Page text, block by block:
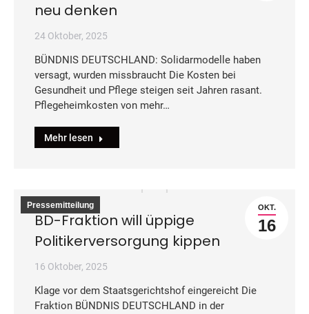
neu denken
24 Oktober, 2025
BÜNDNIS DEUTSCHLAND: Solidarmodelle haben
versagt, wurden missbraucht Die Kosten bei
Gesundheit und Pflege steigen seit Jahren rasant.
Pflegeheimkosten von mehr…
Mehr lesen
OKT.
16
Pressemitteilung
BD-Fraktion will üppige
Politikerversorgung kippen
16 Oktober, 2025
Klage vor dem Staatsgerichtshof eingereicht Die
Fraktion BÜNDNIS DEUTSCHLAND in der